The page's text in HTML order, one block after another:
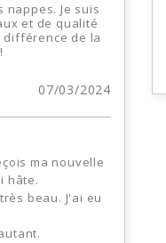
Je suis
et de qualité
différence de la
07/03/2024
ma nouvelle
hâte.
beau. J'ai eu